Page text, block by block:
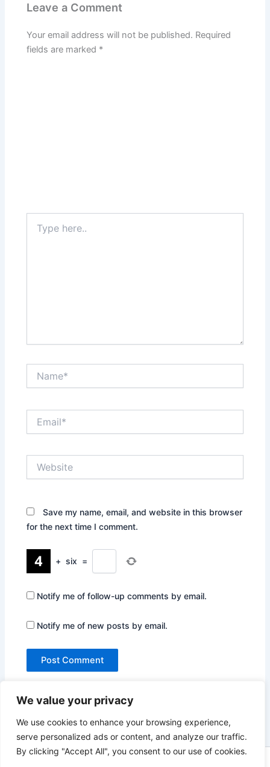
We value your privacy
We use cookies to enhance your browsing experience,
serve personalized ads or content, and analyze our traffic.
By clicking "Accept All", you consent to our use of cookies.
Leave a Comment
Your email address will not be published. Required
fields are marked *
here..
Save my name, email, and website in this browser
for the next time I comment.
+ six =
Notify me of follow-up comments by email.
Notify me of new posts by email.